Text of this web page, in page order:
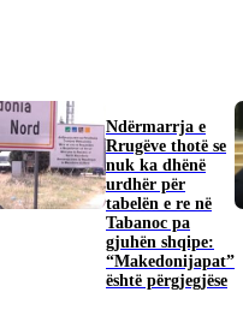
Ndërmarrja e
Rrugëve thotë se
nuk ka dhënë
urdhër për
tabelën e re në
Tabanoc pa
gjuhën shqipe:
“Makedonijapat”
është përgjegjëse